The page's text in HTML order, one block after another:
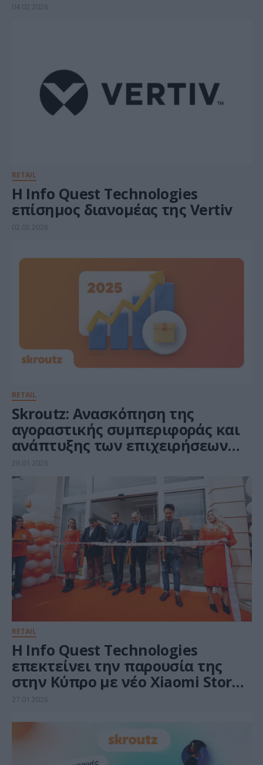
04.02.2026
RETAIL
Η Info Quest Technologies
επίσημος διανομέας της Vertiv
02.02.2026
RETAIL
Skroutz: Ανασκόπηση της
αγοραστικής συμπεριφοράς και
ανάπτυξης των επιχειρήσεων
για το 2025
28.01.2026
RETAIL
Η Info Quest Technologies
επεκτείνει την παρουσία της
στην Κύπρο με νέο Xiaomi Store
στη Λεμεσό
27.01.2026